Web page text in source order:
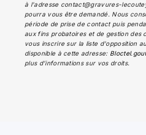
à l'adresse contact@gravures-
pourra vous être demandé. Nous
période de prise de contact puis
aux fins probatoires et de gestion des
vous inscrire sur la liste d'opposition
disponible à cette adresse:
plus d’informations sur vos droits.